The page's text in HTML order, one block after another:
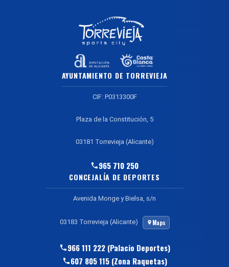
AYUNTAMIENTO DE TORREVIEJA
CIF: P0313300F
Plaza de la Constitución, 5
03181 Torrevieja (Alicante)
965 710 250
CONCEJALÍA DE DEPORTES
Avenida Monge y Bielsa, s/n
03183 Torrevieja (Alicante) Maps
966 111 222 (Palacio Deportes)
607 805 115 (Zona Raquetas)